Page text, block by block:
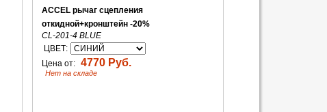
ACCEL рычаг сцепления
откидной+кронштейн -20%
CL-201-4 BLUE
ЦВЕТ:
Цена от: 4770 Руб.
Нет на складе